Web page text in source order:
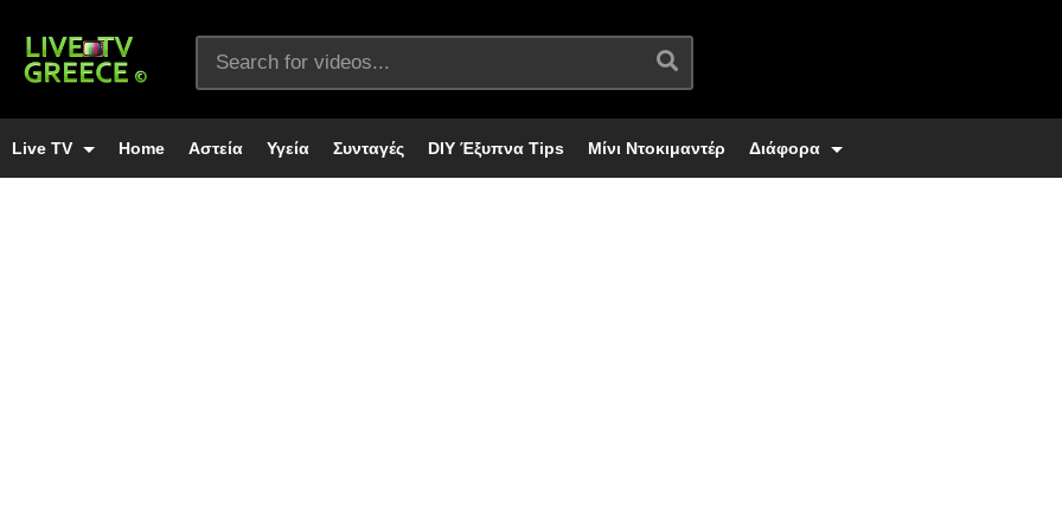
Live TV Home Αστεία Υγεία Συνταγές DIY Έξυπνα Tips Μίνι Ντοκιμαντέρ Διάφορα